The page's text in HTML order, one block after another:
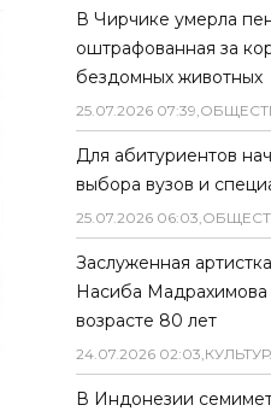
В Чирчике умерла
оштрафованная за
бездомных животных
25.07.2026 07:39,
Для абитуриентов
выбора вузов и
25.07.2026 06:03,
Заслуженная
Насиба Мадрахимова
возрасте 80 лет
24.07.2026 02:03,
В Индонезии